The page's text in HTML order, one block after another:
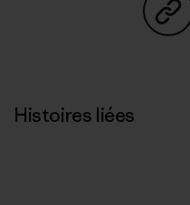
Histoires liées